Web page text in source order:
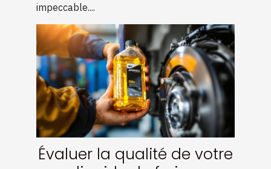
impeccable....
Évaluer la qualité de votre